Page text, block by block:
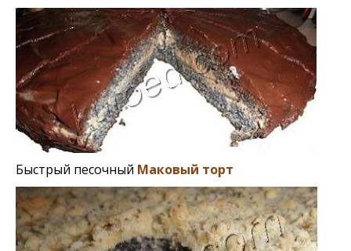
Быстрый песочный Маковый торт